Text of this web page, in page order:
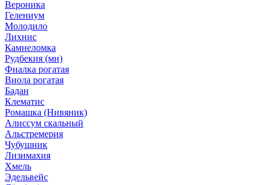
Вероника
Гелениум
Молодило
Лихнис
Камнеломка
Рудбекия (мн)
Фиалка рогатая
Виола рогатая
Бадан
Клематис
Ромашка (Нивяник)
Алиссум скальный
Альстремерия
Чубушник
Лизимахия
Хмель
Эдельвейс